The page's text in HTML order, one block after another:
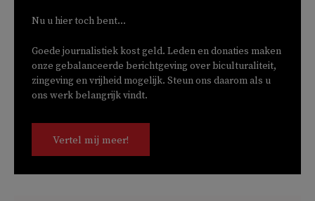
Nu u hier toch bent...
Goede journalistiek kost geld. Leden en donaties maken
onze gebalanceerde berichtgeving over biculturaliteit,
zingeving en vrijheid mogelijk. Steun ons daarom als u
ons werk belangrijk vindt.
Vertel mij meer!